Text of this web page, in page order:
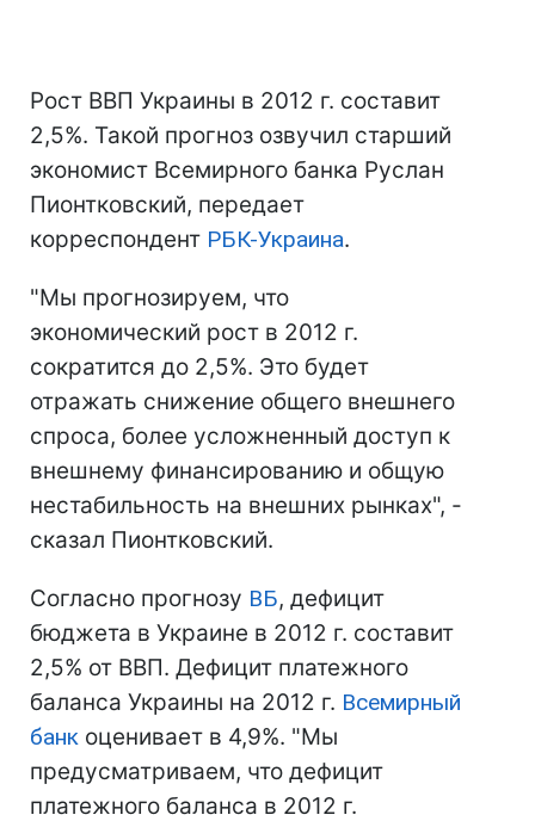
Рост ВВП Украины в 2012 г. составит
2,5%. Такой прогноз озвучил старший
экономист Всемирного банка Руслан
Пионтковский, передает
корреспондент РБК-Украина.
"Мы прогнозируем, что
экономический рост в 2012 г.
сократится до 2,5%. Это будет
отражать снижение общего внешнего
спроса, более усложненный доступ к
внешнему финансированию и общую
нестабильность на внешних рынках", -
сказал Пионтковский.
Согласно прогнозу ВБ, дефицит
бюджета в Украине в 2012 г. составит
2,5% от ВВП. Дефицит платежного
баланса Украины на 2012 г. Всемирный
банк оценивает в 4,9%. "Мы
предусматриваем, что дефицит
платежного баланса в 2012 г.